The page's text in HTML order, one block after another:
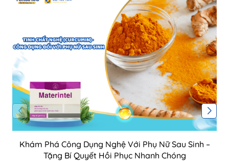
Khám Phá Công Dụng Nghệ Với Phụ Nữ Sau Sinh –
Tặng Bí Quyết Hồi Phục Nhanh Chóng